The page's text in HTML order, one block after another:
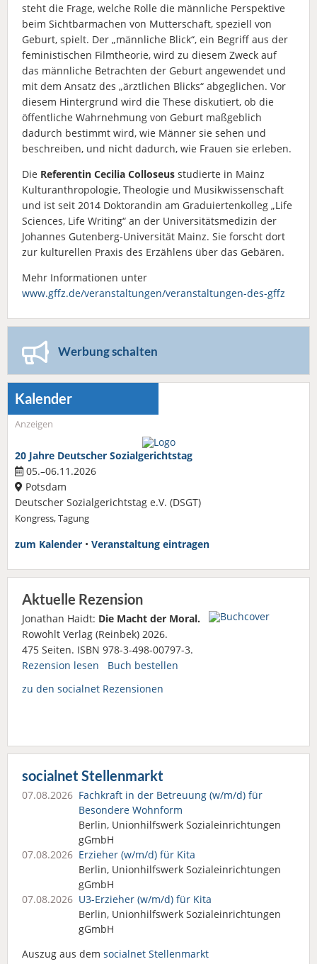
steht die Frage, welche Rolle die männliche Perspektive
beim Sichtbarmachen von Mutterschaft, speziell von
Geburt, spielt. Der „männliche Blick“, ein Begriff aus der
feministischen Filmtheorie, wird zu diesem Zweck auf
das männliche Betrachten der Geburt angewendet und
mit dem Ansatz des „ärztlichen Blicks“ abgeglichen. Vor
diesem Hintergrund wird die These diskutiert, ob die
öffentliche Wahrnehmung von Geburt maßgeblich
dadurch bestimmt wird, wie Männer sie sehen und
beschreiben, und nicht dadurch, wie Frauen sie erleben.
Die Referentin Cecilia Colloseus studierte in Mainz
Kulturanthropologie, Theologie und Musikwissenschaft
und ist seit 2014 Doktorandin am Graduiertenkolleg „Life
Sciences, Life Writing“ an der Universitätsmedizin der
Johannes Gutenberg-Universität Mainz. Sie forscht dort
zur kulturellen Praxis des Erzählens über das Gebären.
Mehr Informationen unter
www.gffz.de/veranstaltungen/veranstaltungen-des-gffz
Werbung schalten
Kalender
Anzeigen
20 Jahre Deutscher Sozialgerichtstag
05.–06.11.2026
Potsdam
Deutscher Sozialgerichtstag e.V. (DSGT)
Kongress, Tagung
zum Kalender • Veranstaltung eintragen
Aktuelle Rezension
Jonathan Haidt: Die Macht der Moral.
Rowohlt Verlag (Reinbek) 2026.
475 Seiten. ISBN 978-3-498-00797-3.
Rezension lesen
Buch bestellen
zu den socialnet Rezensionen
socialnet Stellenmarkt
07.08.2026 Fachkraft in der Betreuung (w/m/d) für
Besondere Wohnform
Berlin, Unionhilfswerk Sozialeinrichtungen
gGmbH
07.08.2026 Erzieher (w/m/d) für Kita
Berlin, Unionhilfswerk Sozialeinrichtungen
gGmbH
07.08.2026 U3-Erzieher (w/m/d) für Kita
Berlin, Unionhilfswerk Sozialeinrichtungen
gGmbH
Auszug aus dem socialnet Stellenmarkt